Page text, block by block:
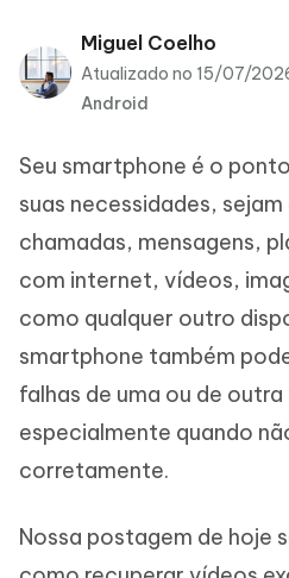
PDNob
PDF
Editor
Novo
iAnyGo
Miguel Coelho
Atualizado no 15/07/
Android
Seu smartphone é o
suas necessidades,
chamadas, mensagens,
com internet, vídeos,
como qualquer outro
smartphone também
falhas de uma ou de
especialmente quando
corretamente.
Nossa postagem de hoje